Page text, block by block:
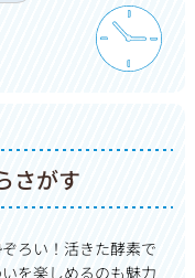
さがす
ろい！活きた酵素で
を楽しめるのも魅力